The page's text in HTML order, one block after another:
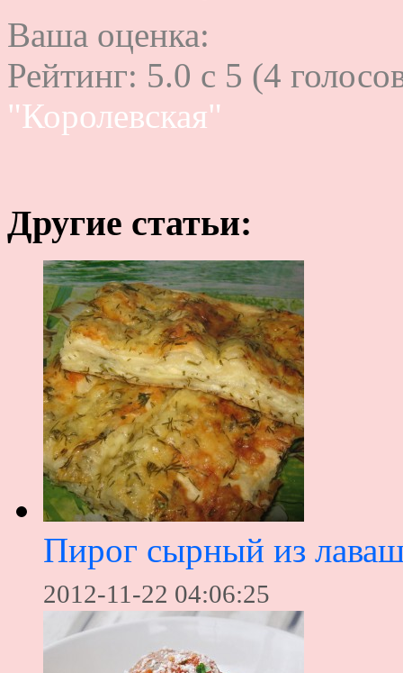
Ваша оценка:
Рейтинг: 5.0 c 5 (4
"Королевская"
Другие статьи:
Пирог сырный из
2012-11-22 04:06:25